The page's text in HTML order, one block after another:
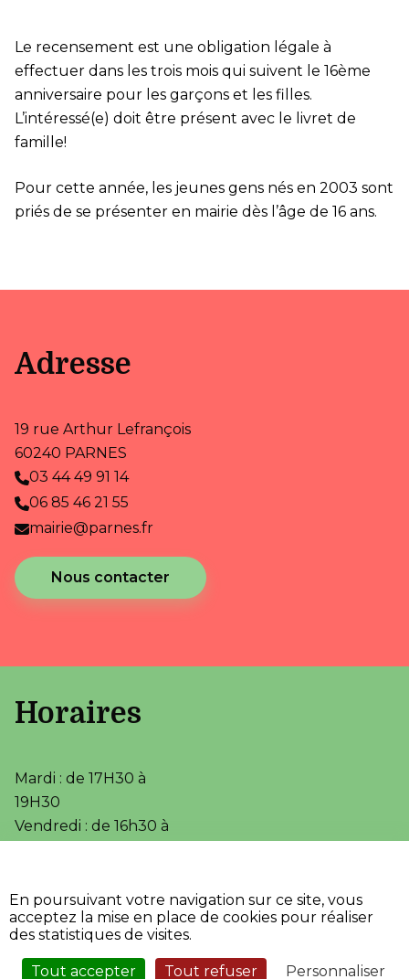
Le recensement est une obligation légale à
effectuer dans les trois mois qui suivent le 16ème
anniversaire pour les garçons et les filles.
L’intéressé(e) doit être présent avec le livret de
famille!
Pour cette année, les jeunes gens nés en 2003 sont
priés de se présenter en mairie dès l’âge de 16 ans.
Adresse
19 rue Arthur Lefrançois
60240 PARNES
03 44 49 91 14
06 85 46 21 55
mairie@parnes.fr
Nous contacter
Horaires
Mardi : de 17H30 à
19H30
Vendredi : de 16h30 à
Mentions légales •
Plan du site •
l'Adico
En poursuivant votre navigation sur ce site, vous
acceptez la mise en place de cookies pour réaliser
des statistiques de visites.
Tout accepter Tout refuser Personnaliser